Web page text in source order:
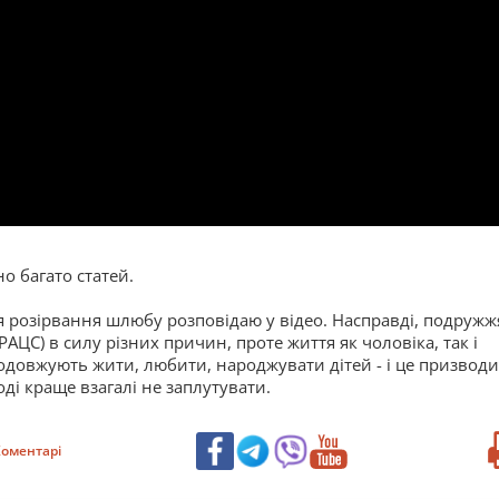
багато статей.
шлюбу розповідаю у відео. Насправді,
в силу різних причин, проте життя як чоловіка, так і
жити, любити, народжувати дітей - і це
краще взагалі не заплутувати.